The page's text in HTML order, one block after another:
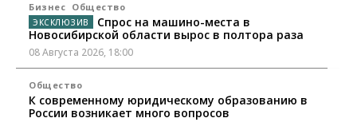
Бизнес Общество
Спрос на машино-места в
Новосибирской области вырос в полтора раза
08 Августа 2026, 18:00
Общество
К современному юридическому образованию в
России возникает много вопросов